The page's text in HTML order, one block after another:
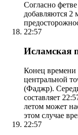
Согласно
добавляются 2
22:57
Исламская
Конец времени
центральной
(Фаджр).
составляет
летом может
этом случае
22:57